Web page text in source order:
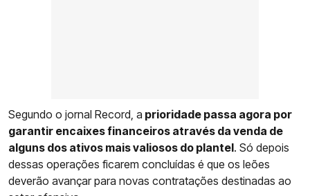
Segundo o jornal Record, a prioridade passa agora por
garantir encaixes financeiros através da venda de
alguns dos ativos mais valiosos do plantel. Só depois
dessas operações ficarem concluídas é que os leões
deverão avançar para novas contratações destinadas ao